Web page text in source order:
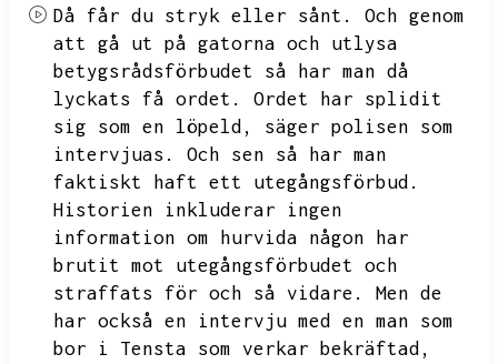
Då får du stryk eller sånt.
Och genom
att gå ut på gatorna och utlysa
betygsrådsförbudet så har man då
lyckats få ordet.
Ordet har splidit
sig som en löpeld,
säger polisen som
intervjuas.
Och sen så har man
faktiskt haft ett utegångsförbud.
Historien inkluderar ingen
information om hurvida någon har
brutit mot utegångsförbudet och
straffats för och så vidare.
Men de
har också en intervju med en man som
bor i Tensta som verkar bekräftad,